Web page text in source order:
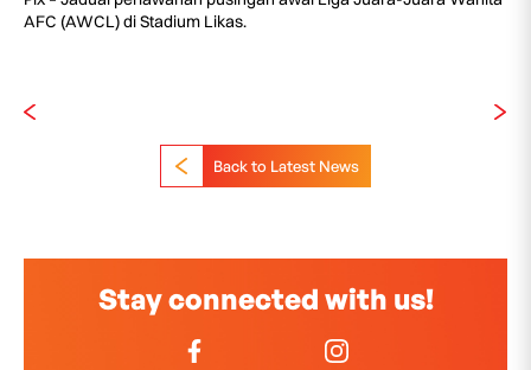
AFC (AWCL) di Stadium Likas.
Back to Latest News
Stay connected with us!